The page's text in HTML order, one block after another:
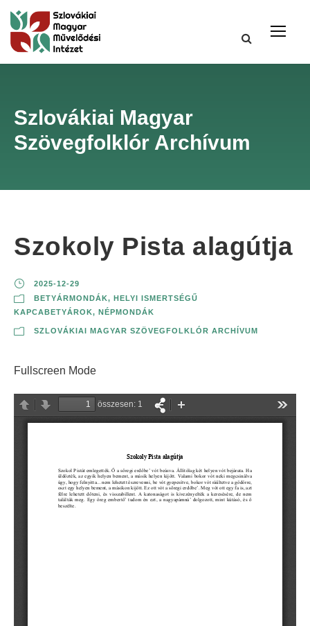
Szlovákiai Magyar
Szövegfolklór Archívum
Szokoly Pista alagútja
2025-12-29
BETYÁRMONDÁK, HELYI ISMERTSÉGŰ
KAPCABETYÁROK, NÉPMONDÁK
SZLOVÁKIAI MAGYAR SZÖVEGFOLKLÓR ARCHÍVUM
Fullscreen Mode